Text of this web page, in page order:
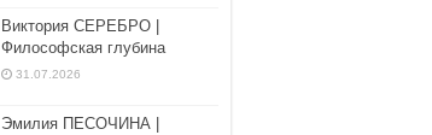
Виктория СЕРЕБРО |
Философская глубина
31.07.2026
Эмилия ПЕСОЧИНА |